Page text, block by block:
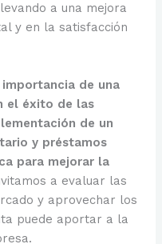
a una mejora
y en la satisfacción
de una
el éxito de las
de un
y préstamos
para mejorar la
a evaluar las
y aprovechar los
puede aportar a la